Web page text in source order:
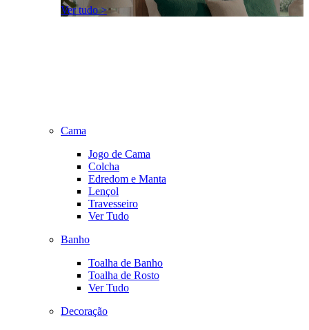
Ver tudo >
Cama
Jogo de Cama
Colcha
Edredom e Manta
Lençol
Travesseiro
Ver Tudo
Banho
Toalha de Banho
Toalha de Rosto
Ver Tudo
Decoração